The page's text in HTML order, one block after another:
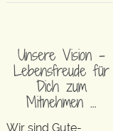
Unsere Vision –
Lebensfreude für
Dich zum
Mitnehmen …
Wir sind Gute-